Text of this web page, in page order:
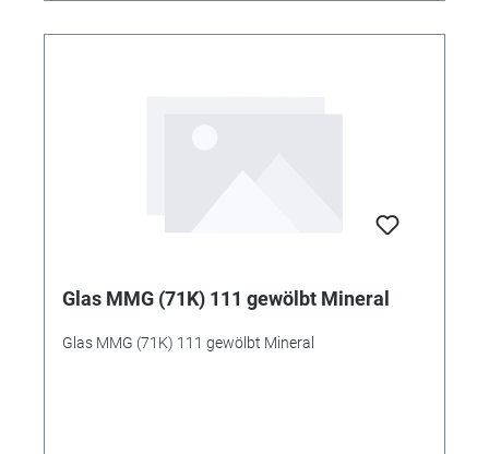
Glas MMG (71K) 111 gewölbt Mineral
Glas MMG (71K) 111 gewölbt Mineral